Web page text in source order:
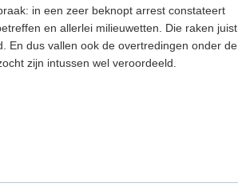
in een zeer beknopt arrest constateert
en allerlei milieuwetten. Die raken juist
En dus vallen ook de overtredingen onder de
zijn intussen wel veroordeeld.